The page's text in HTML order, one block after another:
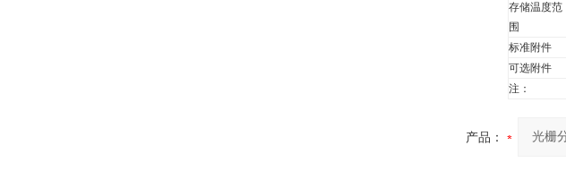
存储温度范
围
标准附件
可选附件
注：
产品：